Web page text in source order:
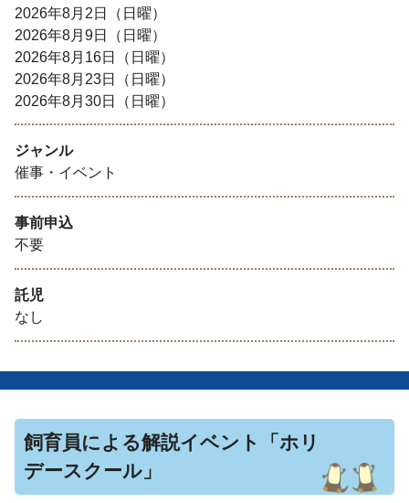
2026年8月2日（日曜）
2026年8月9日（日曜）
2026年8月16日（日曜）
2026年8月23日（日曜）
2026年8月30日（日曜）
ジャンル
催事・イベント
事前申込
不要
託児
なし
飼育員による解説イベント「ホリ
デースクール」